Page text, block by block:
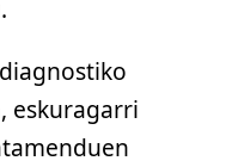
eskuragarri